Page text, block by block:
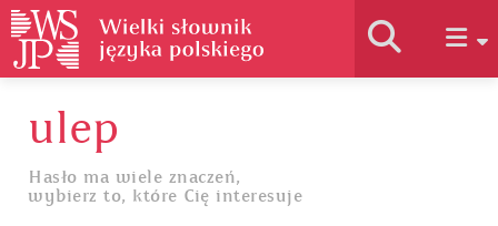
Jak korzystać
ulep
Hasło ma wiele znaczeń,
wybierz to, które Cię interesuje